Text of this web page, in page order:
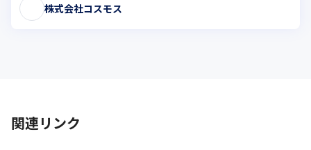
株式会社コスモス
関連リンク